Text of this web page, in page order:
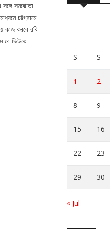
সঙ্গে সমঝোতা
চট্টগ্রামে
কাজ করবে রবি
বে ভিউতে
S S
1 2
8 9
15 16
22 23
29 30
« Jul